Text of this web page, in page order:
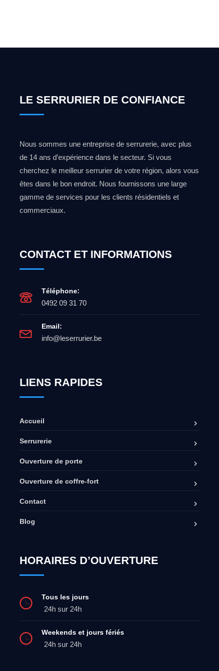
LE SERRURIER DE CONFIANCE
Nous sommes une entreprise de serrurerie, avec plus
de 14 ans d’expérience dans le secteur. Si vous
cherchez le meilleur serrurier de votre région, alors vous
êtes dans le bon endroit. Nous fournissons une large
gamme de services pour les clients résidentiels et
commerciaux.
CONTACT ET INFORMATIONS
Téléphone:
0492 09 31 70
Email:
info@leserrurier.be
LIENS RAPIDES
Accueil
Serrurerie
Ouverture de porte
Ouverture de coffre-fort
Contact
Blog
HORAIRES D’OUVERTURE
Tous les jours
24h sur 24h
Weekends et jours fériés
24h sur 24h